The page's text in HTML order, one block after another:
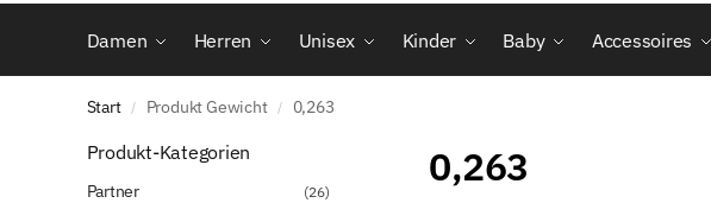
Damen Herren Unisex Kinder Baby Accessoires
Start / Produkt Gewicht / 0,263
0,263
Produkt-Kategorien
Partner (26)